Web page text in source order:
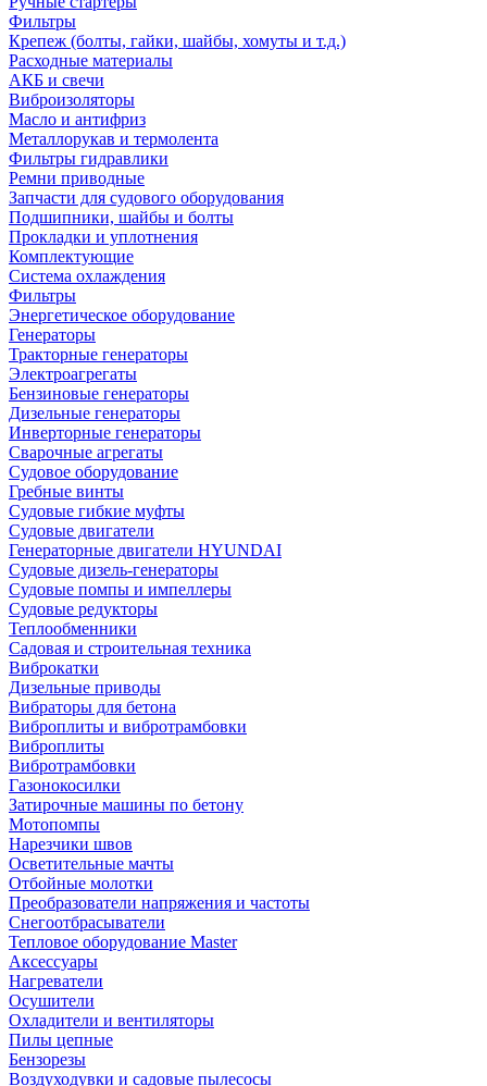
Фильтры
Крепеж (болты, гайки, шайбы, хомуты и т.д.)
Расходные материалы
АКБ и свечи
Виброизоляторы
Масло и антифриз
Металлорукав и термолента
Фильтры гидравлики
Ремни приводные
Запчасти для судового оборудования
Подшипники, шайбы и болты
Прокладки и уплотнения
Комплектующие
Система охлаждения
Фильтры
Энергетическое оборудование
Генераторы
Тракторные генераторы
Электроагрегаты
Бензиновые генераторы
Дизельные генераторы
Инверторные генераторы
Сварочные агрегаты
Судовое оборудование
Гребные винты
Судовые гибкие муфты
Судовые двигатели
Генераторные двигатели HYUNDAI
Судовые дизель-генераторы
Судовые помпы и импеллеры
Судовые редукторы
Теплообменники
Садовая и строительная техника
Виброкатки
Дизельные приводы
Вибраторы для бетона
Виброплиты и вибротрамбовки
Виброплиты
Вибротрамбовки
Газонокосилки
Затирочные машины по бетону
Мотопомпы
Нарезчики швов
Осветительные мачты
Отбойные молотки
Преобразователи напряжения и частоты
Снегоотбрасыватели
Тепловое оборудование Master
Аксессуары
Нагреватели
Осушители
Охладители и вентиляторы
Пилы цепные
Бензорезы
Воздуходувки и садовые пылесосы